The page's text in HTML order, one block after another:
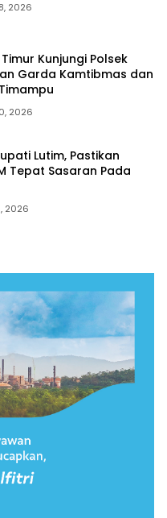
2026
Kunjungi Polsek
Garda Kamtibmas dan
2026
Lutim, Pastikan
Tepat Sasaran Pada
2026